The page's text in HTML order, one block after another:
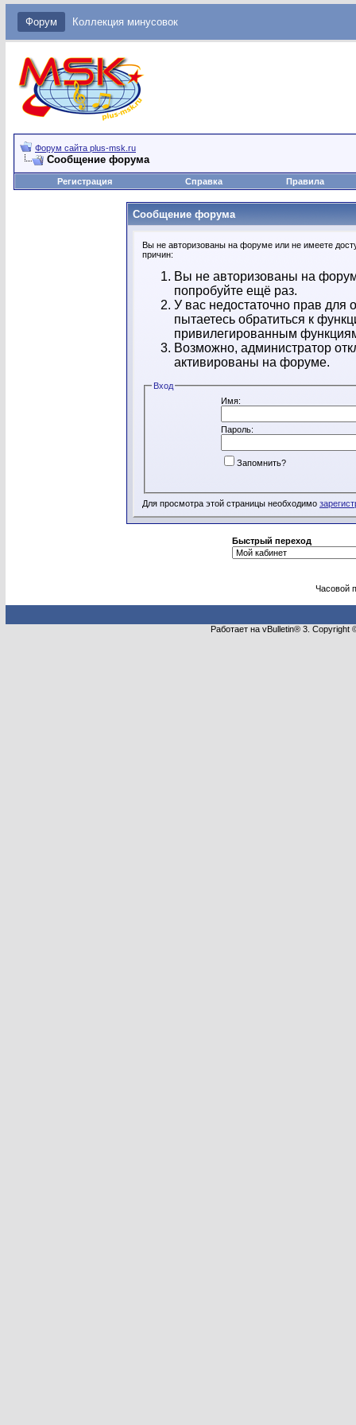
Форум Коллекция минусовок
Форум сайта plus-msk.ru
Сообщение форума
Регистрация Справка Правила
Сообщение форума
Вы не авторизованы на форуме или не имеете
причин:
Вы не авторизованы на
попробуйте ещё раз.
У вас недостаточно прав
пытаетесь обратиться к
привилегированным
Возможно, администратор
активированы на форуме.
Вход
Имя:
Пароль:
Запомнить?
Для просмотра этой страницы необходимо
Быстрый переход
Часовой
Работает на vBulletin® 3.